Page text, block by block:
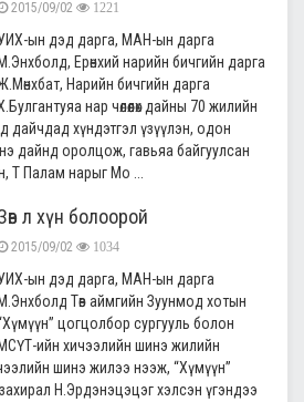
2015/09/02 1221
ын дэд дарга, МАН-ын дарга
М.Энхболд, Ерөнхий нарийн бичгийн дарга
Нарийн бичгийн дарга
нар чөлөөлөх дайны 70 жилийн
дайчдад хүндэтгэл үзүүлэн, одон
Энэ дайнд оролцож, гавьяа байгуулсан
Т Палам нарыг Мо ...
л хүн болоорой
2015/09/02 1034
ын дэд дарга, МАН-ын дарга
М.Энхболд Төв аймгийн Зуунмод хотын
цогцолбор сургууль болон
МСҮТ-ийн хичээлийн шинэ жилийн
шинэ жилээ нээж, “Хүмүүн”
Н.Эрдэнэцэцэг хэлсэн үгэндээ